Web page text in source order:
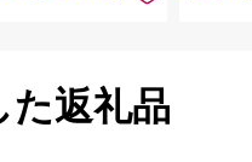
た返礼品